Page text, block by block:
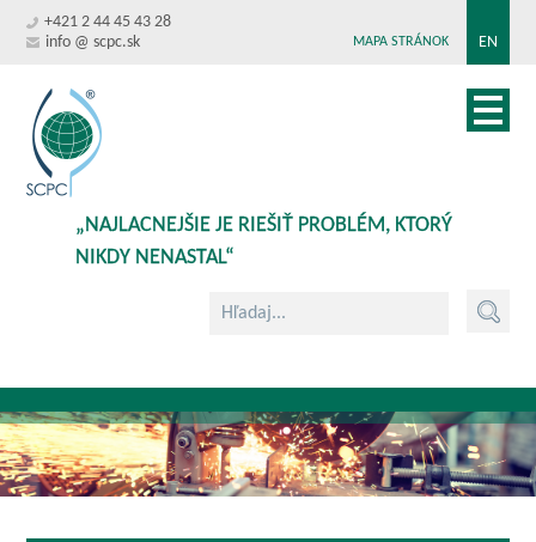
+421 2 44 45 43 28
info @ scpc.sk
EN
MAPA STRÁNOK
„NAJLACNEJŠIE JE RIEŠIŤ PROBLÉM, KTORÝ
NIKDY NENASTAL“